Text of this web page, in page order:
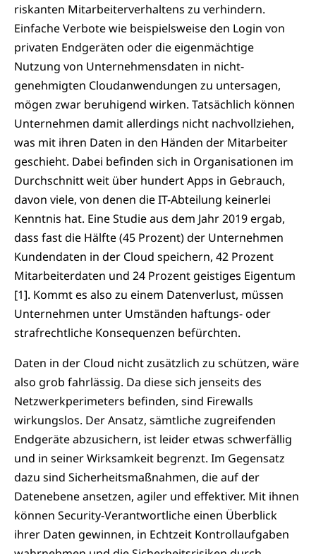
riskanten Mitarbeiterverhaltens zu verhindern.
Einfache Verbote wie beispielsweise den Login von
privaten Endgeräten oder die eigenmächtige
Nutzung von Unternehmensdaten in nicht-
genehmigten Cloudanwendungen zu untersagen,
mögen zwar beruhigend wirken. Tatsächlich können
Unternehmen damit allerdings nicht nachvollziehen,
was mit ihren Daten in den Händen der Mitarbeiter
geschieht. Dabei befinden sich in Organisationen im
Durchschnitt weit über hundert Apps in Gebrauch,
davon viele, von denen die IT-Abteilung keinerlei
Kenntnis hat. Eine Studie aus dem Jahr 2019 ergab,
dass fast die Hälfte (45 Prozent) der Unternehmen
Kundendaten in der Cloud speichern, 42 Prozent
Mitarbeiterdaten und 24 Prozent geistiges Eigentum
[1]. Kommt es also zu einem Datenverlust, müssen
Unternehmen unter Umständen haftungs- oder
strafrechtliche Konsequenzen befürchten.
Daten in der Cloud nicht zusätzlich zu schützen, wäre
also grob fahrlässig. Da diese sich jenseits des
Netzwerkperimeters befinden, sind Firewalls
wirkungslos. Der Ansatz, sämtliche zugreifenden
Endgeräte abzusichern, ist leider etwas schwerfällig
und in seiner Wirksamkeit begrenzt. Im Gegensatz
dazu sind Sicherheitsmaßnahmen, die auf der
Datenebene ansetzen, agiler und effektiver. Mit ihnen
können Security-Verantwortliche einen Überblick
ihrer Daten gewinnen, in Echtzeit Kontrollaufgaben